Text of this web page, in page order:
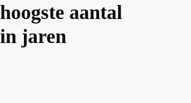
hoogste aantal
in jaren